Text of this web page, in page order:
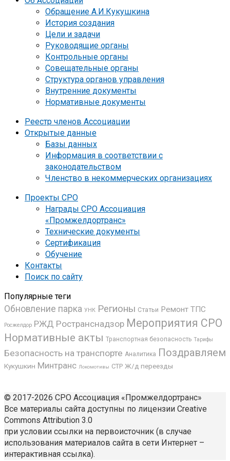
Обращение А.И.Кукушкина
История создания
Цели и задачи
Руководящие органы
Контрольные органы
Совещательные органы
Структура органов управления
Внутренние документы
Нормативные документы
Реестр членов Ассоциации
Открытые данные
Базы данных
Информация в соответствии с
законодательством
Членство в некоммерческих организациях
Проекты СРО
Награды СРО Ассоциация
«Промжелдортранс»
Технические документы
Сертификация
Обучение
Контакты
Поиск по сайту
Популярные теги
Обновление парка УНК Регионы Статьи Ремонт ТПС
Росжелдор РЖД Ространснадзор Мероприятия СРО
Нормативные акты Транспортная безопасность Тарифы
Безопасность на транспорте Аналитика Поздравляем
Кукушкин Минтранс Локомотивы СТР Ж/д переезды
© 2017-2026 СРО Ассоциация «Промжелдортранс»
Все материалы сайта доступны по лицензии Creative
Commons Attribution 3.0
при условии ссылки на первоисточник (в случае
использования материалов сайта в сети Интернет –
интерактивная ссылка).